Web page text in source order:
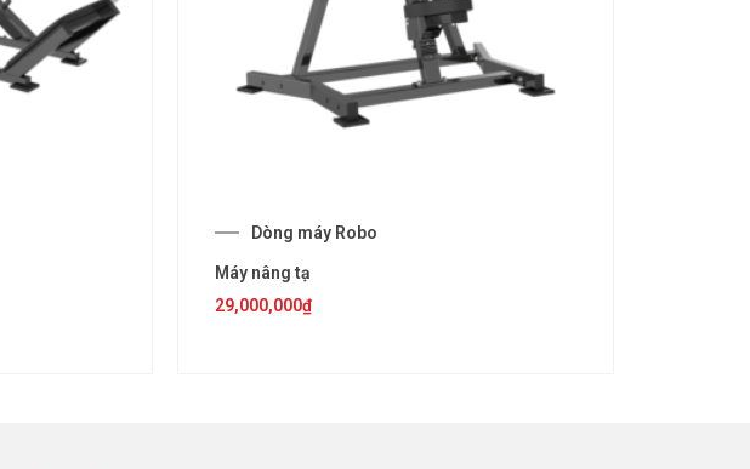
Dòng máy Robo
Máy nâng tạ
29,000,000₫